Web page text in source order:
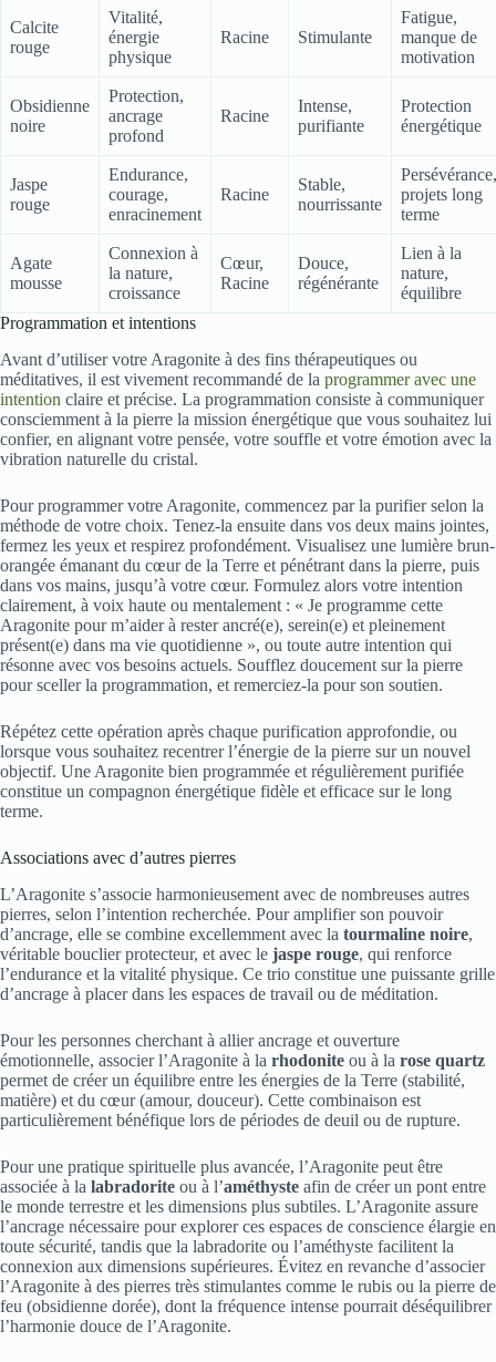
Calcite
rouge
Vitalité,
énergie
physique
Racine Stimulante
Fatigue,
manque de
motivation
Obsidienne
noire
Protection,
ancrage
profond
Racine
Intense,
purifiante
Protection
énergétique
Jaspe
rouge
Endurance,
courage,
enracinement
Racine
Stable,
nourrissante
Persévérance,
projets long
terme
Agate
mousse
Connexion à
la nature,
croissance
Cœur,
Racine
Douce,
régénérante
Lien à la
nature,
équilibre
Programmation et intentions
Avant d’utiliser votre Aragonite à des fins thérapeutiques ou
méditatives, il est vivement recommandé de la programmer avec une
intention claire et précise. La programmation consiste à communiquer
consciemment à la pierre la mission énergétique que vous souhaitez lui
confier, en alignant votre pensée, votre souffle et votre émotion avec la
vibration naturelle du cristal.
Pour programmer votre Aragonite, commencez par la purifier selon la
méthode de votre choix. Tenez-la ensuite dans vos deux mains jointes,
fermez les yeux et respirez profondément. Visualisez une lumière brun-
orangée émanant du cœur de la Terre et pénétrant dans la pierre, puis
dans vos mains, jusqu’à votre cœur. Formulez alors votre intention
clairement, à voix haute ou mentalement : « Je programme cette
Aragonite pour m’aider à rester ancré(e), serein(e) et pleinement
présent(e) dans ma vie quotidienne », ou toute autre intention qui
résonne avec vos besoins actuels. Soufflez doucement sur la pierre
pour sceller la programmation, et remerciez-la pour son soutien.
Répétez cette opération après chaque purification approfondie, ou
lorsque vous souhaitez recentrer l’énergie de la pierre sur un nouvel
objectif. Une Aragonite bien programmée et régulièrement purifiée
constitue un compagnon énergétique fidèle et efficace sur le long
terme.
Associations avec d’autres pierres
L’Aragonite s’associe harmonieusement avec de nombreuses autres
pierres, selon l’intention recherchée. Pour amplifier son pouvoir
d’ancrage, elle se combine excellemment avec la tourmaline noire,
véritable bouclier protecteur, et avec le jaspe rouge, qui renforce
l’endurance et la vitalité physique. Ce trio constitue une puissante grille
d’ancrage à placer dans les espaces de travail ou de méditation.
Pour les personnes cherchant à allier ancrage et ouverture
émotionnelle, associer l’Aragonite à la rhodonite ou à la rose quartz
permet de créer un équilibre entre les énergies de la Terre (stabilité,
matière) et du cœur (amour, douceur). Cette combinaison est
particulièrement bénéfique lors de périodes de deuil ou de rupture.
Pour une pratique spirituelle plus avancée, l’Aragonite peut être
associée à la labradorite ou à l’améthyste afin de créer un pont entre
le monde terrestre et les dimensions plus subtiles. L’Aragonite assure
l’ancrage nécessaire pour explorer ces espaces de conscience élargie en
toute sécurité, tandis que la labradorite ou l’améthyste facilitent la
connexion aux dimensions supérieures. Évitez en revanche d’associer
l’Aragonite à des pierres très stimulantes comme le rubis ou la pierre de
feu (obsidienne dorée), dont la fréquence intense pourrait déséquilibrer
l’harmonie douce de l’Aragonite.